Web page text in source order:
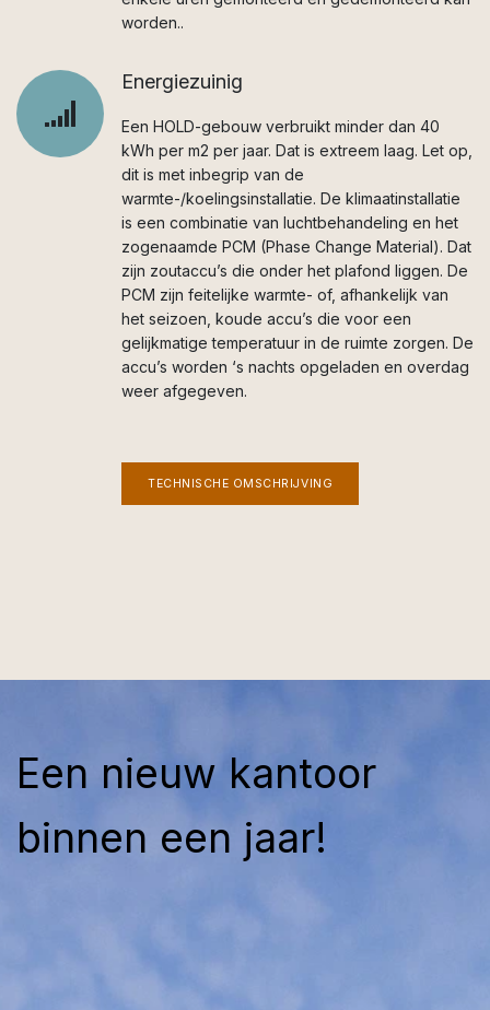
worden..
Energiezuinig
Een HOLD-gebouw verbruikt minder dan 40
kWh per m2 per jaar. Dat is extreem laag. Let op,
dit is met inbegrip van de
warmte-/koelingsinstallatie. De klimaatinstallatie
is een combinatie van luchtbehandeling en het
zogenaamde PCM (Phase Change Material). Dat
zijn zoutaccu’s die onder het plafond liggen. De
PCM zijn feitelijke warmte- of, afhankelijk van
het seizoen, koude accu’s die voor een
gelijkmatige temperatuur in de ruimte zorgen. De
accu’s worden ‘s nachts opgeladen en overdag
weer afgegeven.
TECHNISCHE OMSCHRIJVING
Een nieuw kantoor
binnen een jaar!